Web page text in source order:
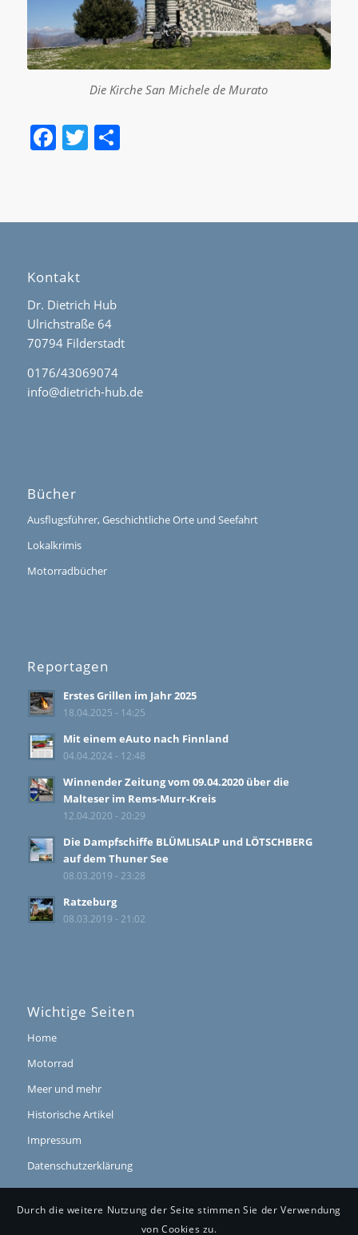
Die Kirche San Michele de Murato
Facebook
Twitter
Teilen
Kontakt
Dr. Dietrich Hub
Ulrichstraße 64
70794 Filderstadt
0176/43069074
info@dietrich-hub.de
Bücher
Ausflugsführer, Geschichtliche Orte und Seefahrt
Lokalkrimis
Motorradbücher
Reportagen
Erstes Grillen im Jahr 2025
18.04.2025 - 14:25
Mit einem eAuto nach Finnland
04.04.2024 - 12:48
Winnender Zeitung vom 09.04.2020 über die
Malteser im Rems-Murr-Kreis
12.04.2020 - 20:29
Die Dampfschiffe BLÜMLISALP und LÖTSCHBERG
auf dem Thuner See
08.03.2019 - 23:28
Ratzeburg
08.03.2019 - 21:02
Wichtige Seiten
Home
Motorrad
Meer und mehr
Historische Artikel
Impressum
Datenschutzerklärung
Durch die weitere Nutzung der Seite stimmen Sie der Verwendung
von Cookies zu.